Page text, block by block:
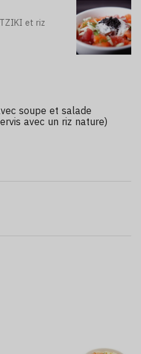
et riz
soupe et salade
avec un riz nature)